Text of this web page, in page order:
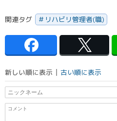
関連タグ リハビリ管理者(職)
新しい順に表示 古い順に表示